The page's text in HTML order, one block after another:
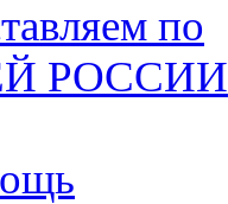
по
РОССИИ